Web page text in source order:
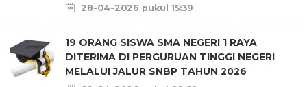
28-04-2026 pukul 15:39
19 ORANG SISWA SMA NEGERI 1 RAYA
DITERIMA DI PERGURUAN TINGGI NEGERI
MELALUI JALUR SNBP TAHUN 2026